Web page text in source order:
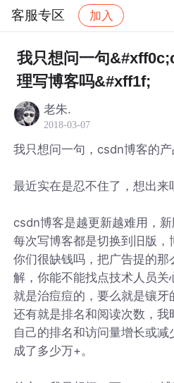
客服专区 加入
社区 客服专区 帖子详情
我只想问一句
理写博客吗&#xff1f;
老朱.
2018-03-07
我只想问一句，csdn博客的
最近实在是忍不住了，想出来
csdn博客是越更新越难用，
每次写博客都是切换到旧版，
你们很缺钱吗，把广告提的那
解，你能不能找点技术人员关
就是治痘痘的，要么就是镶牙
还有就是排名和阅读次数，
自己的排名和访问量增长或
成了多少万+。